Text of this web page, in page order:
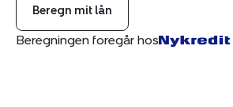
Beregn mit lån
Beregningen foregår hos